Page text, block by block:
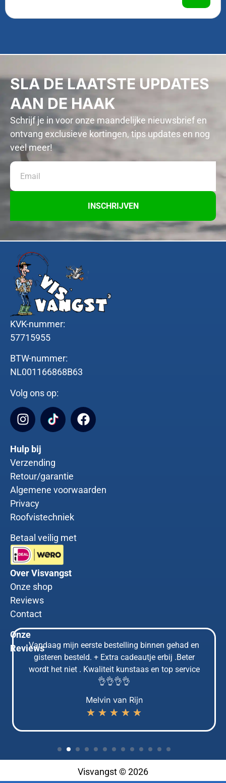
SLA DE LAATSTE UPDATES
AAN DE HAAK
Schrijf je in voor onze maandelijke nieuwsbrief en
ontvang exclusieve kortingen, tips updates en nog
veel meer!
INSCHRIJVEN
KVK-nummer:
57715955
BTW-nummer:
NL001166868B63
Volg ons op:
Hulp bij
Verzending
Retour/garantie
Algemene voorwaarden
Privacy
Roofvistechniek
Betaal veilig met
Over Visvangst
Onze shop
Reviews
Contact
Onze
ReviewsVandaag mijn eerste bestelling binnen gehad en
gisteren besteld. + Extra cadeautje erbij .Beter
wordt het niet . Kwaliteit kunstaas en top service
👌👌👌👌
Melvin van Rijn
★ ★ ★ ★ ★
Visvangst © 2026